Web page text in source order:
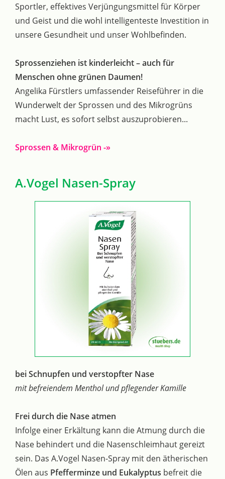
Sportler, effektives Verjüngungsmittel für Körper
und Geist und die wohl intelligenteste Investition in
unsere Gesundheit und unser Wohlbefinden.
Sprossenziehen ist kinderleicht – auch für
Menschen ohne grünen Daumen!
Angelika Fürstlers umfassender Reiseführer in die
Wunderwelt der Sprossen und des Mikrogrüns
macht Lust, es sofort selbst auszuprobieren...
Sprossen & Mikrogrün -»
A.Vogel Nasen-Spray
bei Schnupfen und verstopfter Nase
mit befreiendem Menthol und pflegender Kamille
Frei durch die Nase atmen
Infolge einer Erkältung kann die Atmung durch die
Nase behindert und die Nasenschleimhaut gereizt
sein. Das A.Vogel Nasen-Spray mit den ätherischen
Ölen aus Pfefferminze und Eukalyptus befreit die